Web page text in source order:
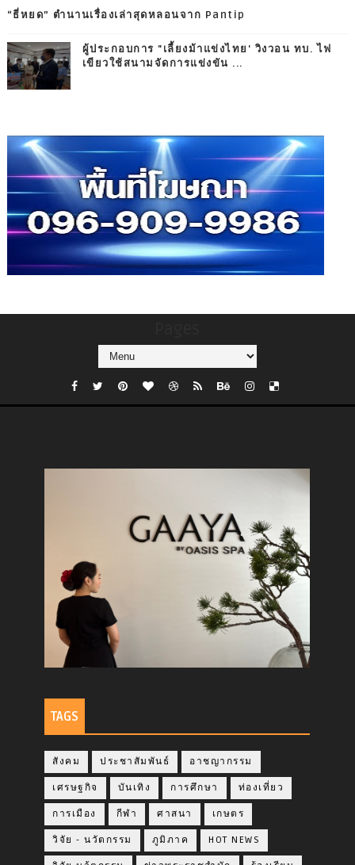
“ธี่หยด” ตำนานเรื่องเล่าสุดหลอนจาก Pantip
ผู้ประกอบการ "เลี้ยงม้าแข่งไทย' วิงวอน ทบ. ไฟ
เขียวใช้สนามจัดการแข่งขัน ...
TAGS
สังคม ประชาสัมพันธ์ อาชญากรรม
เศรษฐกิจ บันเทิง การศึกษา ท่องเที่ยว
การเมือง กีฬา ศาสนา เกษตร
วิจัย - นวัตกรรม ภูมิภาค HOT NEWS